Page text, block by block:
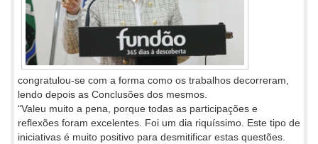
congratulou-se com a forma como os trabalhos decorreram,
lendo depois as Conclusões dos mesmos.
“Valeu muito a pena, porque todas as participações e
reflexões foram excelentes. Foi um dia riquíssimo. Este tipo de
iniciativas é muito positivo para desmitificar estas questões.